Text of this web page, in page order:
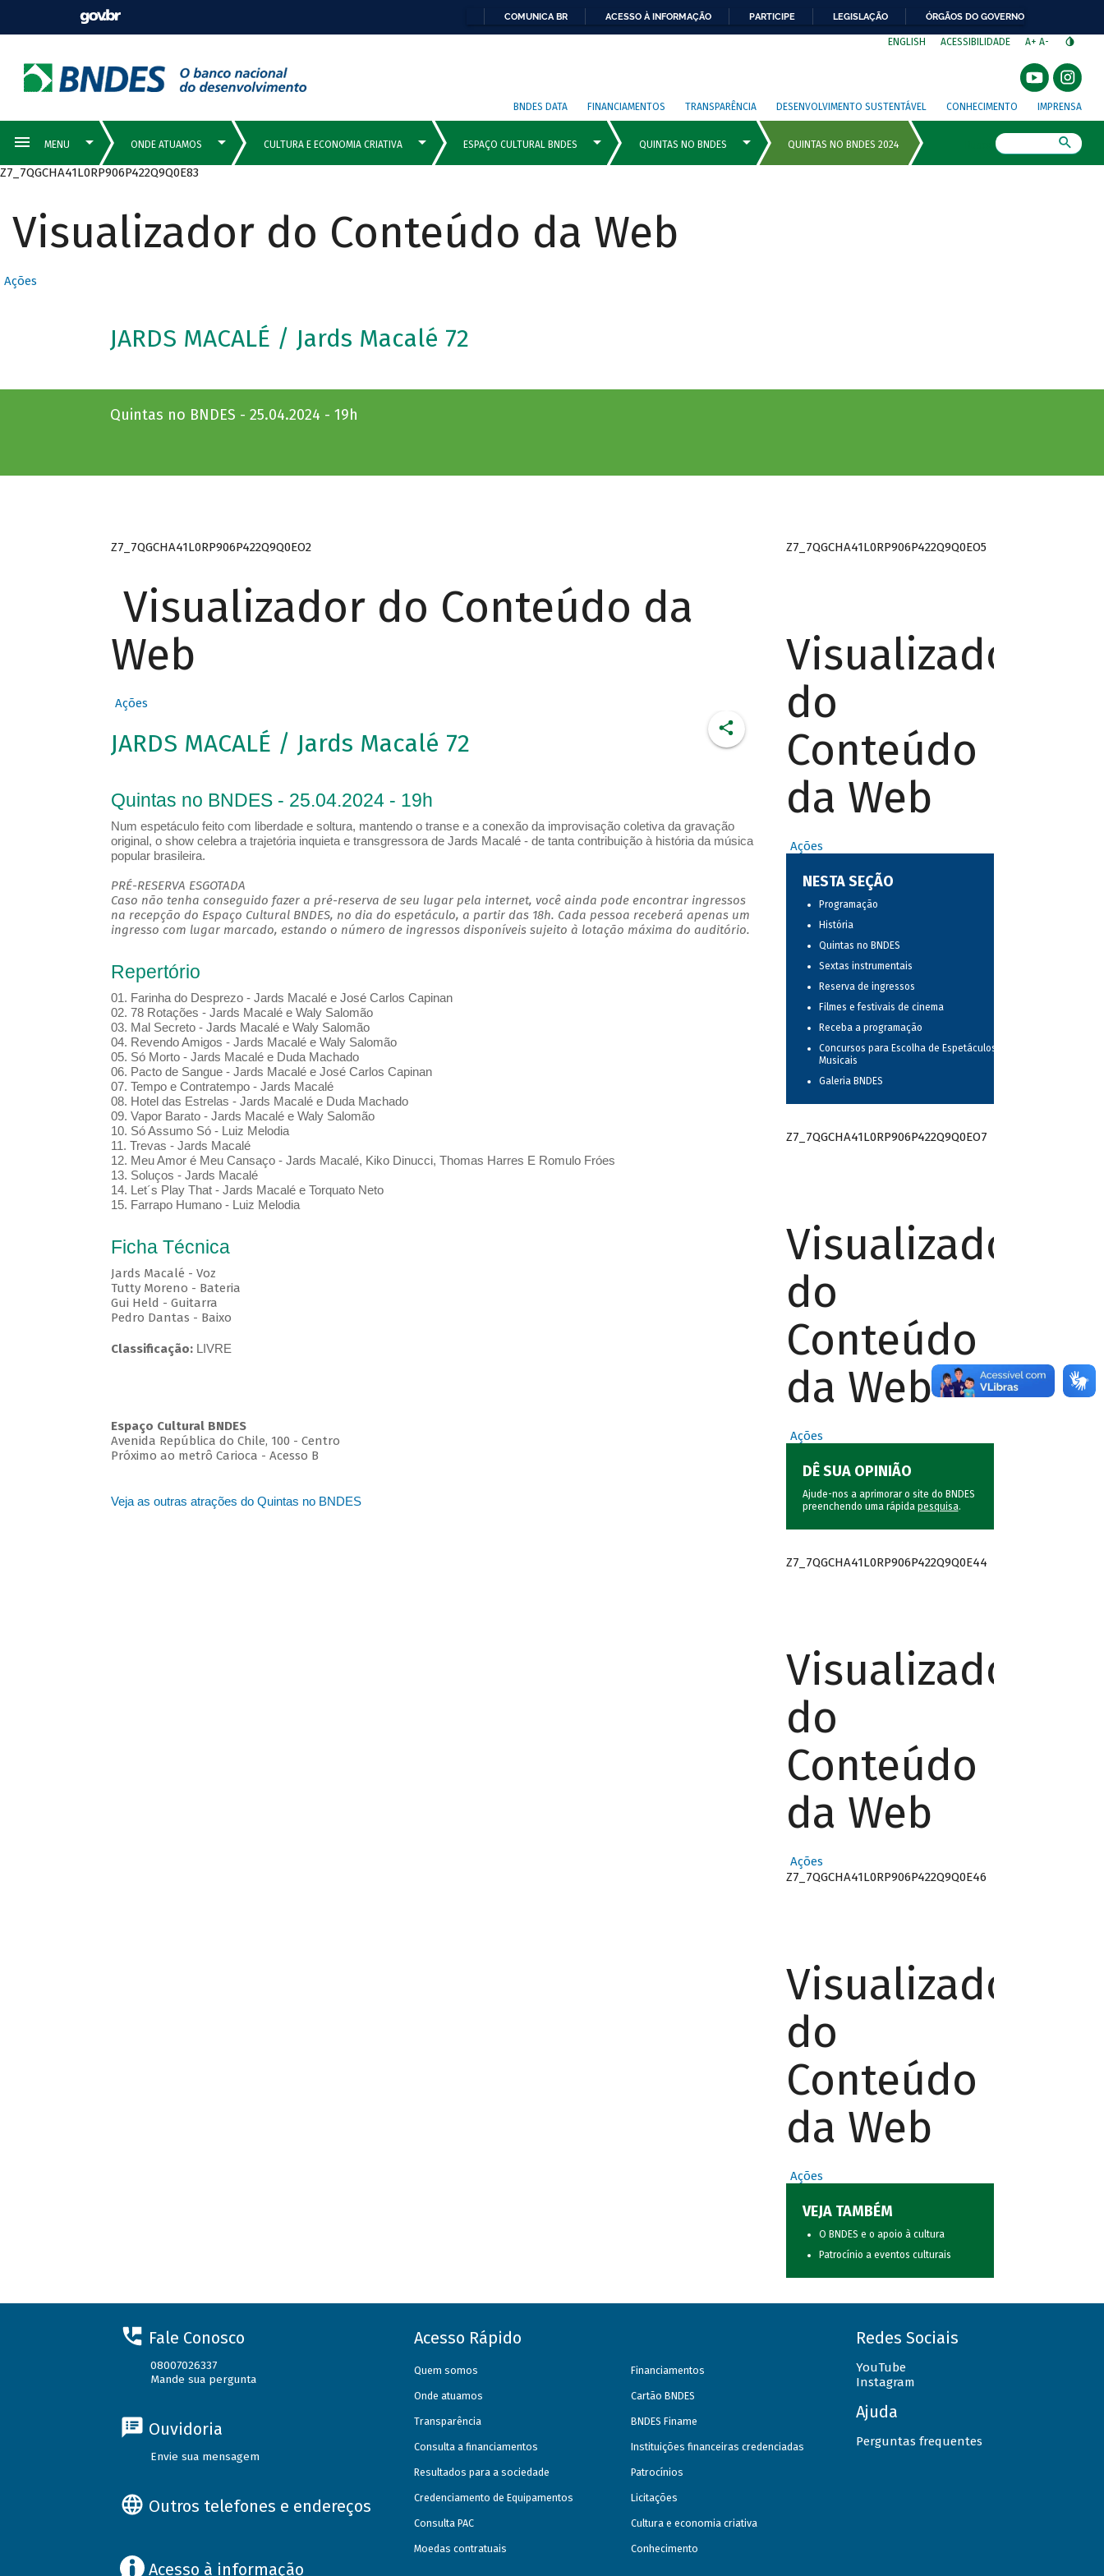
COMUNICA BR ACESSO À INFORMAÇÃO PARTICIPE LEGISLAÇÃO ÓRGÃOS DO GOVERNO
ENGLISH ACESSIBILIDADE A+ A-
BNDES DATA FINANCIAMENTOS TRANSPARÊNCIA DESENVOLVIMENTO SUSTENTÁVEL CONHECIMENTO IMPRENSA
Z7_7QGCHA41L0RP906P422Q9Q0E83
Visualizador do Conteúdo da Web
Ações
JARDS MACALÉ / Jards Macalé 72
Quintas no BNDES - 25.04.2024 - 19h
Z7_7QGCHA41L0RP906P422Q9Q0EO2
Visualizador do Conteúdo da
Web
Ações
JARDS MACALÉ / Jards Macalé 72
Quintas no BNDES - 25.04.2024 - 19h
Num espetáculo feito com liberdade e soltura, mantendo o transe e a conexão da improvisação coletiva da gravação
original, o show celebra a trajetória inquieta e transgressora de Jards Macalé - de tanta contribuição à história da música
popular brasileira.
PRÉ-RESERVA ESGOTADA
Caso não tenha conseguido fazer a pré-reserva de seu lugar pela internet, você ainda pode encontrar ingressos
na recepção do Espaço Cultural BNDES, no dia do espetáculo, a partir das 18h. Cada pessoa receberá apenas um
ingresso com lugar marcado, estando o número de ingressos disponíveis sujeito à lotação máxima do auditório.
Repertório
01. Farinha do Desprezo - Jards Macalé e José Carlos Capinan
02. 78 Rotações - Jards Macalé e Waly Salomão
03. Mal Secreto - Jards Macalé e Waly Salomão
04. Revendo Amigos - Jards Macalé e Waly Salomão
05. Só Morto - Jards Macalé e Duda Machado
06. Pacto de Sangue - Jards Macalé e José Carlos Capinan
07. Tempo e Contratempo - Jards Macalé
08. Hotel das Estrelas - Jards Macalé e Duda Machado
09. Vapor Barato - Jards Macalé e Waly Salomão
10. Só Assumo Só - Luiz Melodia
11. Trevas - Jards Macalé
12. Meu Amor é Meu Cansaço - Jards Macalé, Kiko Dinucci, Thomas Harres E Romulo Fróes
13. Soluços - Jards Macalé
14. Let´s Play That - Jards Macalé e Torquato Neto
15. Farrapo Humano - Luiz Melodia
Ficha Técnica
Jards Macalé - Voz
Tutty Moreno - Bateria
Gui Held - Guitarra
Pedro Dantas - Baixo
Classificação: LIVRE
Espaço Cultural BNDES
Avenida República do Chile, 100 - Centro
Próximo ao metrô Carioca - Acesso B
Veja as outras atrações do Quintas no BNDES
Z7_7QGCHA41L0RP906P422Q9Q0EO5
Visualizador
do
Conteúdo
da Web
Ações
NESTA SEÇÃO
Programação
História
Quintas no BNDES
Sextas instrumentais
Reserva de ingressos
Filmes e festivais de cinema
Receba a programação
Concursos para Escolha de Espetáculos
Musicais
Galeria BNDES
Z7_7QGCHA41L0RP906P422Q9Q0EO7
Visualizador
do
Conteúdo
da Web
Ações
DÊ SUA OPINIÃO
Ajude-nos a aprimorar o site do BNDES
preenchendo uma rápida pesquisa.
Z7_7QGCHA41L0RP906P422Q9Q0E44
Visualizador
do
Conteúdo
da Web
Ações
Z7_7QGCHA41L0RP906P422Q9Q0E46
Visualizador
do
Conteúdo
da Web
Ações
VEJA TAMBÉM
O BNDES e o apoio à cultura
Patrocínio a eventos culturais
Fale Conosco
08007026337
Mande sua pergunta
Ouvidoria
Envie sua mensagem
Outros telefones e endereços
Acesso à informação
Acesso Rápido
Quem somos
Onde atuamos
Transparência
Consulta a financiamentos
Resultados para a sociedade
Credenciamento de Equipamentos
Consulta PAC
Moedas contratuais
Financiamentos
Cartão BNDES
BNDES Finame
Instituições financeiras credenciadas
Patrocínios
Licitações
Cultura e economia criativa
Conhecimento
Redes Sociais
YouTube
Instagram
Ajuda
Perguntas frequentes